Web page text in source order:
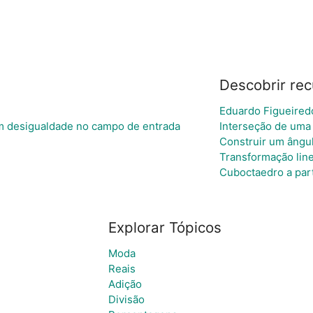
desigualdade no campo de entrada
Descobrir
Eduardo
Interseção de
Construir um
Transformação
Cuboctaedro a
Explorar Tópicos
Moda
Reais
Adição
Divisão